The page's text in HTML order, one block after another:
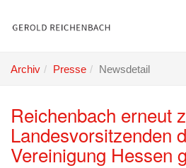
Archiv Presse Newsdetail
Reichenbach erneut
Landesvorsitzenden
Vereinigung Hessen